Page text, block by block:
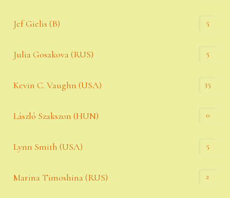
Jef Gielis (B) 5
Julia Gosakova (RUS) 5
Kevin C. Vaughn (USA) 35
László Szakszon (HUN) 0
Lynn Smith (USA) 5
Marina Timoshina (RUS) 2